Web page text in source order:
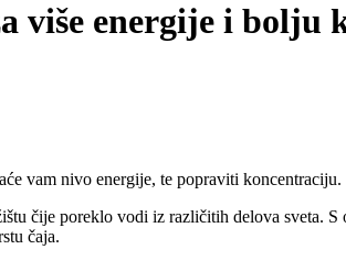
više energije i bolju
vam nivo energije, te popraviti koncentraciju.
čije poreklo vodi iz različitih delova sveta.
čaja.